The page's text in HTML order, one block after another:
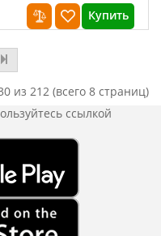
Купить
из 212 (всего 8 страниц)
ссылкой